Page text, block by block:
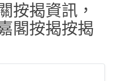
按揭資訊，
閣按揭按揭